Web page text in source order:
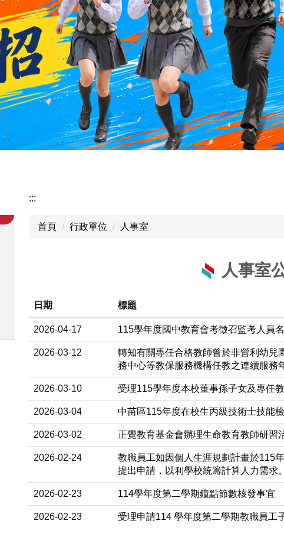
:::
首頁 行政單位 人事室
人事室
日期 標題
2026-04-17 115學年度國中教育會考徵召監考人員
2026-03-12
轉知有關專任合格教師曾於非營利幼兒
務中心等教保服務機構任教之連續服務
2026-03-10 受理115學年度本校董事孫子女及專任
2026-03-04 中苗區115年度在校生丙級技術士技能
2026-03-02 正覺教育基金會辦理生命教育教師研習
2026-02-24
教職員工如因個人生涯規劃計畫於115
提出申請，以利學校統籌計算人力需求
2026-02-23 114學年度第二學期鐘點節數核發事宜
2026-02-23 受理申請114 學年度第二學期教職員工